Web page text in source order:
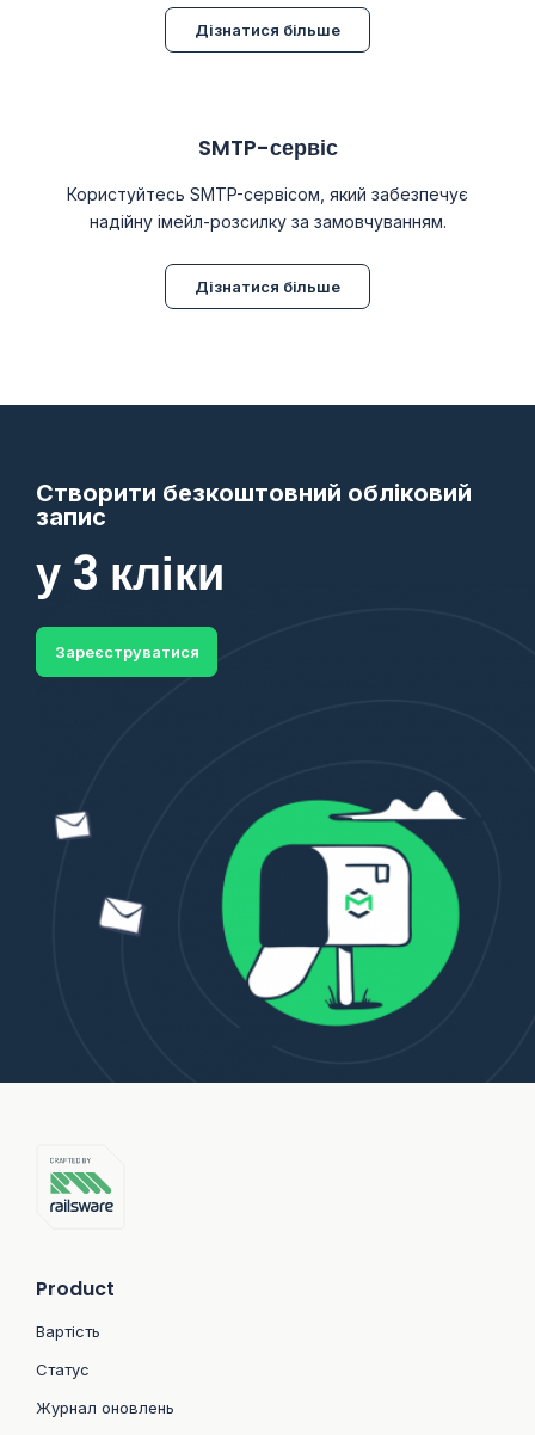
Дізнатися більше
SMTP-сервіс
Користуйтесь SMTP-сервісом, який забезпечує
надійну імейл-розсилку за замовчуванням.
Дізнатися більше
Створити безкоштовний обліковий
запис
у 3 кліки
Зареєструватися
Product
Вартість
Статус
Журнал оновлень